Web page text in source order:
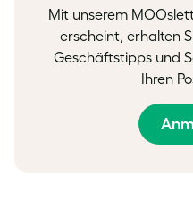
Mit unserem
erscheint, erhalten
Geschäftstipps und
Ihren